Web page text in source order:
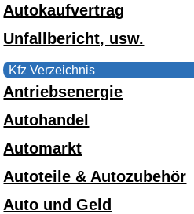
Autokaufvertrag
Unfallbericht, usw.
Kfz Verzeichnis
Antriebsenergie
Autohandel
Automarkt
Autoteile & Autozubehör
Auto und Geld